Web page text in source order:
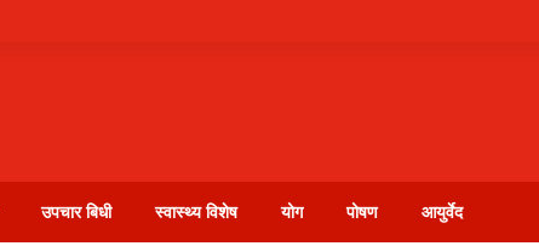
उपचार बिधी स्वास्थ्य विशेष योग पोषण आयुर्वेद